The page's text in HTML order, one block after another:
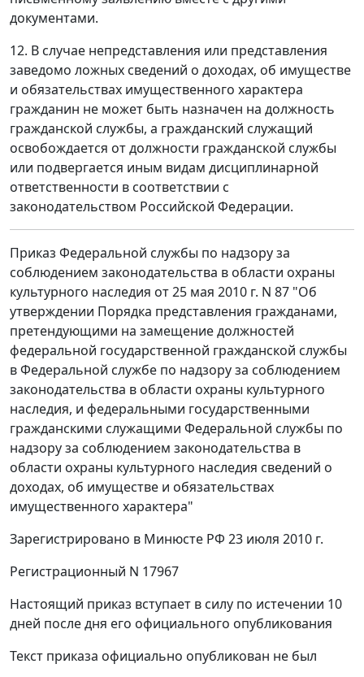
документами.
12. В случае непредставления или представления
заведомо ложных сведений о доходах, об имуществе
и обязательствах имущественного характера
гражданин не может быть назначен на должность
гражданской службы, а гражданский служащий
освобождается от должности гражданской службы
или подвергается иным видам дисциплинарной
ответственности в соответствии с
законодательством Российской Федерации.
Приказ Федеральной службы по надзору за
соблюдением законодательства в области охраны
культурного наследия от 25 мая 2010 г. N 87 "Об
утверждении Порядка представления гражданами,
претендующими на замещение должностей
федеральной государственной гражданской службы
в Федеральной службе по надзору за соблюдением
законодательства в области охраны культурного
наследия, и федеральными государственными
гражданскими служащими Федеральной службы по
надзору за соблюдением законодательства в
области охраны культурного наследия сведений о
доходах, об имуществе и обязательствах
имущественного характера"
Зарегистрировано в Минюсте РФ 23 июля 2010 г.
Регистрационный N 17967
Настоящий приказ вступает в силу по истечении 10
дней после дня его официального опубликования
Текст приказа официально опубликован не был